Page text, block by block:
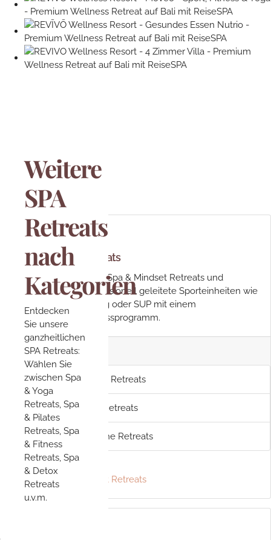
Weitere
SPA
Retreats
nach
Kategorien
Entdecken
Sie unsere
ganzheitlichen
SPA Retreats:
Wählen Sie
zwischen Spa
& Yoga
Retreats, Spa
& Pilates
Retreats, Spa
& Fitness
Retreats, Spa
& Detox
Retreats
u.v.m.
SPA & Mindset Retreats
Entdecken Sie unsere Spa & Mindset Retreats und
kombinieren Sie professionell geleitete Sporteinheiten wie
Yoga, Personal Training oder SUP mit einem
ganzheitlichen Wellnessprogramm.
Spa & Mindset Retreats:
Spa & Meditation Retreats
Spa & Destress Retreats
Spa & innere Ruhe Retreats
Mehr zu Spa & Mindset Retreats